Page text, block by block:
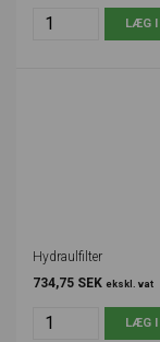
Hydraulfilter
734,75 SEK ekskl. vat